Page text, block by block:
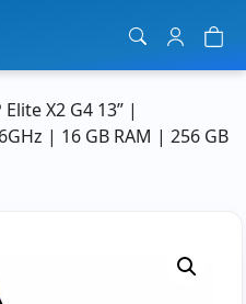
Elite X2 G4 13” |
| 16 GB RAM | 256 GB